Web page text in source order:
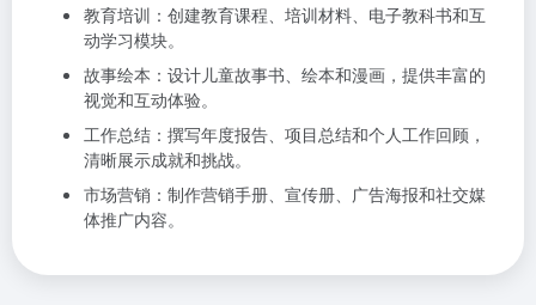
教育培训：创建教育课程、培训材料、电子教科书和互
动学习模块。
故事绘本：设计儿童故事书、绘本和漫画，提供丰富的
视觉和互动体验。
工作总结：撰写年度报告、项目总结和个人工作回顾，
清晰展示成就和挑战。
市场营销：制作营销手册、宣传册、广告海报和社交媒
体推广内容。